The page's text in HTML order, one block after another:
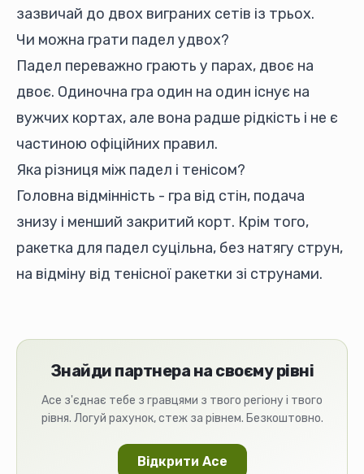
зазвичай до двох виграних сетів із трьох.
Чи можна грати падел удвох?
Падел переважно грають у парах, двоє на
двоє. Одиночна гра один на один існує на
вужчих кортах, але вона радше рідкість і не є
частиною офіційних правил.
Яка різниця між падел і тенісом?
Головна відмінність - гра від стін, подача
знизу і менший закритий корт. Крім того,
ракетка для падел суцільна, без натягу струн,
на відміну від тенісної ракетки зі струнами.
Знайди партнера на своєму рівні
Ace з'єднає тебе з гравцями з твого регіону і твого
рівня. Логуй рахунок, стеж за рівнем. Безкоштовно.
Відкрити Ace